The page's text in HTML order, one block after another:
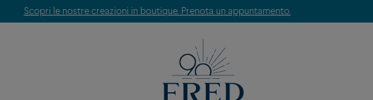
Scopri le nostre creazioni in boutique. Prenota un appuntamento.